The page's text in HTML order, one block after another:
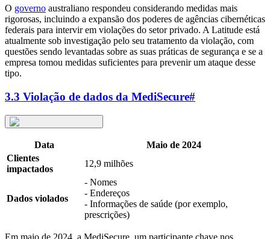
O governo australiano respondeu considerando medidas mais
rigorosas, incluindo a expansão dos poderes de agências cibernéticas
federais para intervir em violações do setor privado. A Latitude está
atualmente sob investigação pelo seu tratamento da violação, com
questões sendo levantadas sobre as suas práticas de segurança e se a
empresa tomou medidas suficientes para prevenir um ataque desse
tipo.
3.3 Violação de dados da MediSecure#
Data
Maio de 2024
Clientes
impactados
12,9 milhões
Dados violados
- Nomes
- Endereços
- Informações de saúde (por exemplo,
prescrições)
Em maio de 2024, a MediSecure, um participante chave nos